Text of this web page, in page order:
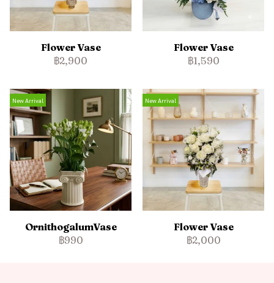
Flower Vase
฿2,900
Flower Vase
฿1,590
New Arrival
OrnithogalumVase
฿990
New Arrival
Flower Vase
฿2,000